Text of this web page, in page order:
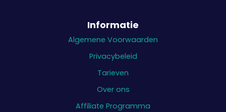
Informatie
Algemene Voorwaarden
Privacybeleid
Tarieven
Over ons
Affiliate Programma